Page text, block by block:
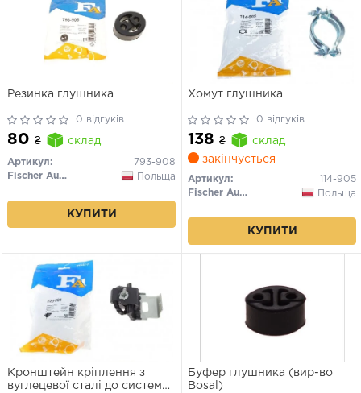
Резинка глушника
0 відгуків
80 ₴ склад
Артикул:
793-908
Fischer Automotive One (FA1)
Польща
КУПИТИ
Хомут глушника
0 відгуків
138 ₴
склад
закінчується
Артикул:
114-905
Fischer Automotive One (FA1)
Польща
КУПИТИ
Кронштейн кріплення з
вуглецевої сталі до системи
Буфер глушника (вир-во
Bosal)